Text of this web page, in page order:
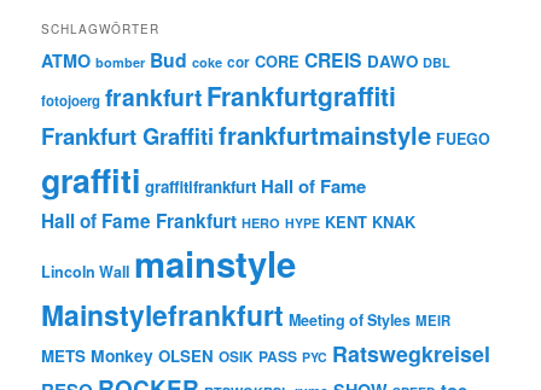
SCHLAGWÖRTER
ATMO bomber Bud coke cor CORE CREIS DAWO DBL
fotojoerg frankfurtFrankfurtgraffiti
Frankfurt Graffitifrankfurtmainstyle FUEGO
graffiti graffitifrankfurt Hall of Fame
Hall of Fame Frankfurt HERO HYPE KENT KNAK
Lincoln Wall mainstyle
Mainstylefrankfurt Meeting of Styles MEIR
METS Monkey OLSEN OSIK PASS PYC Ratswegkreisel